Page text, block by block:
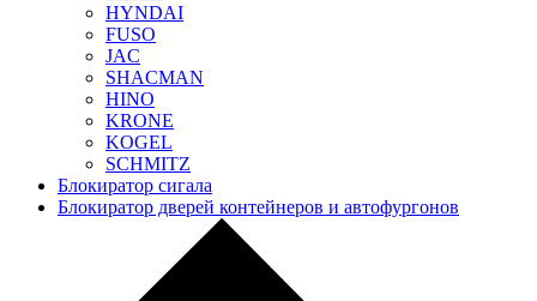
HYNDAI
FUSO
JAC
SHACMAN
HINO
KRONE
KOGEL
SCHMITZ
Блокиратор сигала
Блокиратор дверей контейнеров и автофургонов